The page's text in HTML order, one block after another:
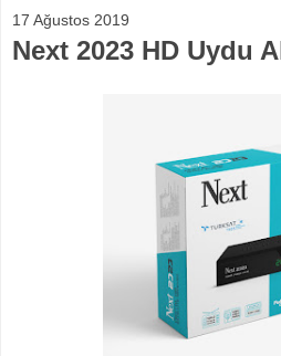
17 Ağustos 2019
Next 2023 HD Uydu